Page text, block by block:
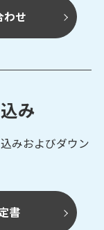
わせ
み
みおよびダウン
書